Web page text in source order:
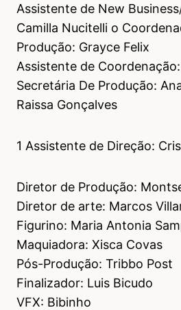
Assistente de New
Camilla Nucitelli o
Produção: Grayce Felix
Assistente de
Secretária De Produção:
Raissa Gonçalves
1 Assistente de Direção:
Diretor de Produção:
Diretor de arte: Marcos
Figurino: Maria Antonia
Maquiadora: Xisca Covas
Pós-Produção: Tribbo Post
Finalizador: Luis Bicudo
VFX: Bibinho